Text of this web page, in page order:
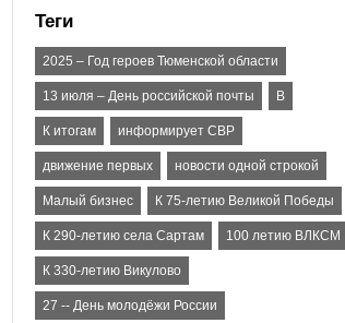
Теги
2025 – Год героев Тюменской области
13 июля – День российской почты В
К итогам информирует СВР
движение первых новости одной строкой
Малый бизнес К 75-летию Великой Победы
К 290-летию села Сартам 100 летию ВЛКСМ
К 330-летию Викулово
27 -- День молодёжи России